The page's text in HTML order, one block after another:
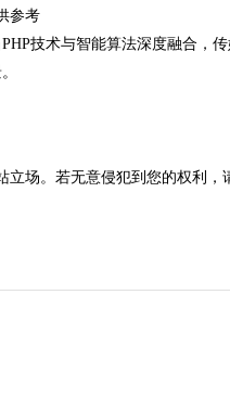
参考
技术与智能算法深度融合，传
立场。若无意侵犯到您的权利